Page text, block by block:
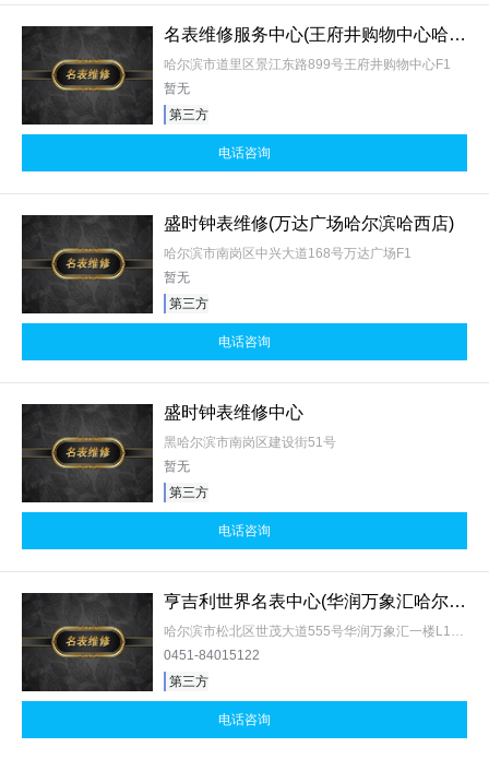
名表维修服务中心(王府井购物中心哈尔滨店)
哈尔滨市道里区景江东路899号王府井购物中心F1
暂无
第三方
电话咨询
盛时钟表维修(万达广场哈尔滨哈西店)
哈尔滨市南岗区中兴大道168号万达广场F1
暂无
第三方
电话咨询
盛时钟表维修中心
黑哈尔滨市南岗区建设街51号
暂无
第三方
电话咨询
亨吉利世界名表中心(华润万象汇哈尔滨店)
0451-84015122
第三方
电话咨询